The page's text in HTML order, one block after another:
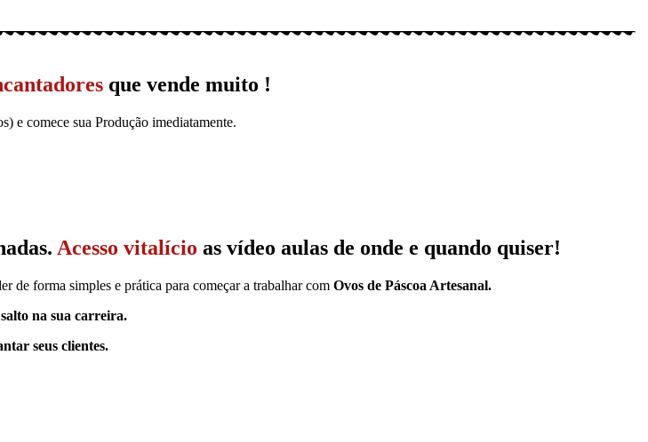
que vende muito !
e comece sua Produção imediatamente.
Acesso vitalício as vídeo aulas de onde e quando quiser!
de forma simples e prática para começar a trabalhar com Ovos de Páscoa Artesanal.
na sua carreira.
seus clientes.